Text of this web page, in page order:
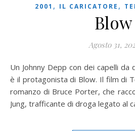
2001 , IL CARICATORE ,
Blow
Agosto 31,
Un Johnny Depp con dei capelli da denuncia al parrucchiere
è il protagonista di Blow. Il film di
romanzo di Bruce Porter, che
Jung, trafficante di droga legato al